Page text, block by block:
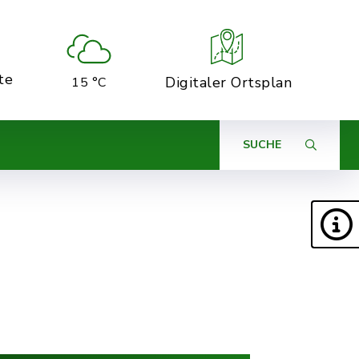
15 °C Digitaler Ortsplan
SUCHE